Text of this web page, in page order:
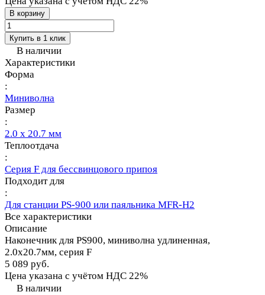
В корзину
Купить в 1 клик
В наличии
Характеристики
Форма
:
Миниволна
Размер
:
2.0 х 20.7 мм
Теплоотдача
:
Серия F для бессвинцового припоя
Подходит для
:
Для станции PS-900 или паяльника MFR-H2
Все характеристики
Описание
Наконечник для PS900, миниволна удлиненная,
2.0х20.7мм, серия F
5 089 руб.
Цена указана с учётом НДС 22%
В наличии